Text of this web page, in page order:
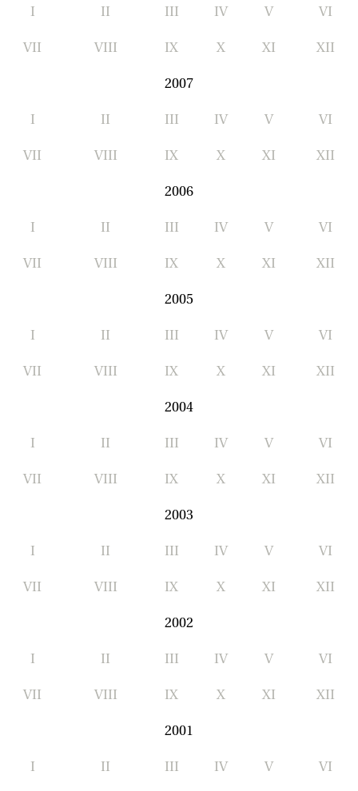
I II III IV V VI
VII VIII IX X XI XII
2007
I II III IV V VI
VII VIII IX X XI XII
2006
I II III IV V VI
VII VIII IX X XI XII
2005
I II III IV V VI
VII VIII IX X XI XII
2004
I II III IV V VI
VII VIII IX X XI XII
2003
I II III IV V VI
VII VIII IX X XI XII
2002
I II III IV V VI
VII VIII IX X XI XII
2001
I II III IV V VI